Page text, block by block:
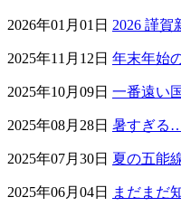
2026年01月01日 2026 謹賀
2025年11月12日 年末年始
2025年10月09日 一番遠い
2025年08月28日 暑すぎる
2025年07月30日 夏の五能
2025年06月04日 まだまだ